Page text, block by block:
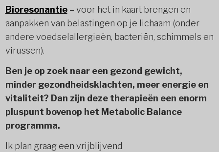
Bioresonantie– voor het in kaart brengen en
aanpakken van belastingen op je lichaam (onder
andere voedselallergieën, bacteriën, schimmels en
virussen).
Ben je op zoek naar een gezond gewicht,
minder gezondheidsklachten, meer energie en
vitaliteit? Dan zijn deze therapieën een enorm
pluspunt bovenop het Metabolic Balance
programma.
Ik plan graag een vrijblijvend